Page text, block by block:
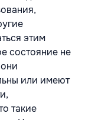
этим
состояние не
или имеют
такие